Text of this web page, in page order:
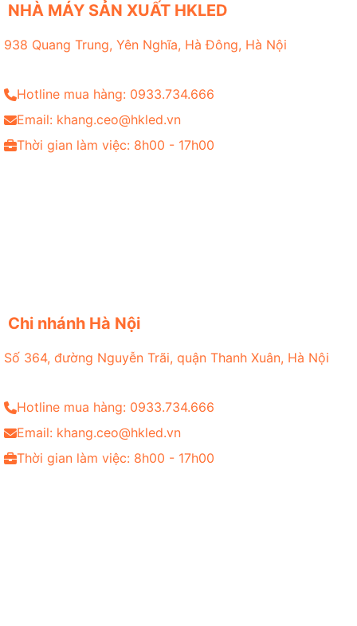
NHÀ MÁY SẢN XUẤT HKLED
938 Quang Trung, Yên Nghĩa, Hà Đông, Hà Nội
Hotline mua hàng: 0933.734.666
Email: khang.ceo@hkled.vn
Thời gian làm việc: 8h00 - 17h00
Chi nhánh Hà Nội
Số 364, đường Nguyễn Trãi, quận Thanh Xuân, Hà Nội
Hotline mua hàng: 0933.734.666
Email: khang.ceo@hkled.vn
Thời gian làm việc: 8h00 - 17h00